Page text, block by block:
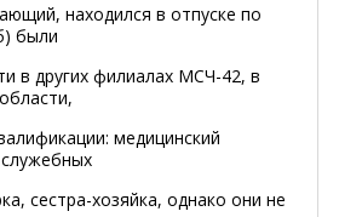
находился в отпуске по
были
в других филиалах МСЧ-42, в
медицинский
сестра-хозяйка, однако они не